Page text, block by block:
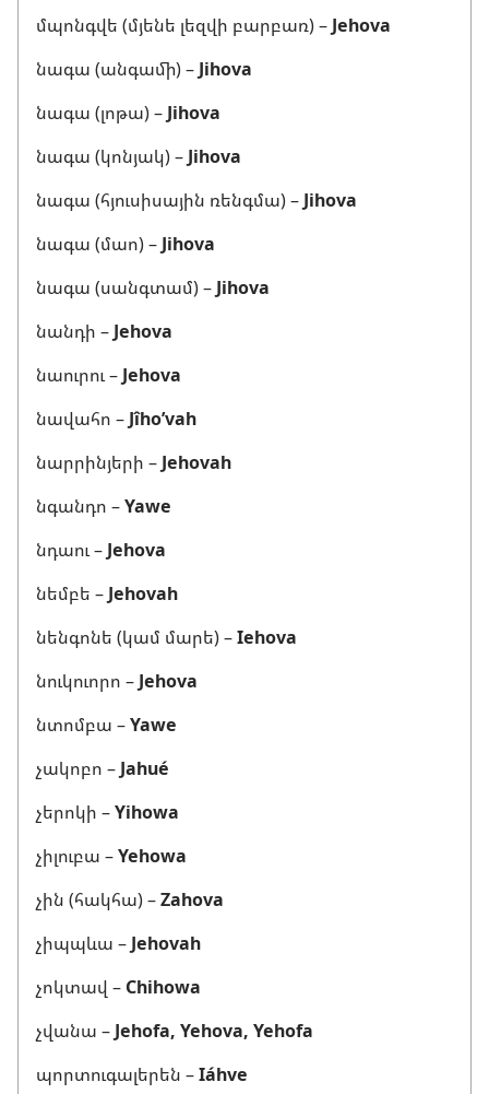
մպոնգվե (մյենե լեզվի բարբառ) – Jehova
նագա (անգամի) – Jihova
նագա (լոթա) – Jihova
նագա (կոնյակ) – Jihova
նագա (հյուսիսային ռենգմա) – Jihova
նագա (մաո) – Jihova
նագա (սանգտամ) – Jihova
նանդի – Jehova
նաուրու – Jehova
նավահո – Jîho’vah
նարրինյերի – Jehovah
նգանդո –Yawe
նդաու – Jehova
նեմբե – Jehovah
նենգոնե (կամ մարե) –Iehova
նուկուորո – Jehova
նտոմբա –Yawe
չակոբո – Jahué
չերոկի –Yihowa
չիլուբա –Yehowa
չին (հակհա) –Zahova
չիպպևա – Jehovah
չոկտավ – Chihowa
չվանա – Jehofa, Yehova, Yehofa
պորտուգալերեն –Iáhve